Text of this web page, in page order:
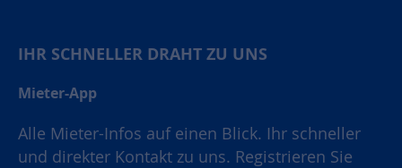
IHR SCHNELLER DRAHT ZU UNS
Mieter-App
Alle Mieter-Infos auf einen Blick. Ihr schneller
und direkter Kontakt zu uns. Registrieren Sie